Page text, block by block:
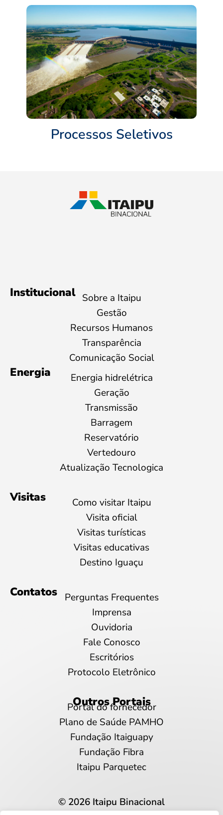
Processos Seletivos
Institucional Sobre a Itaipu
Gestão
Recursos Humanos
Transparência
Comunicação Social
Energia
Energia hidrelétrica
Geração
Transmissão
Barragem
Reservatório
Vertedouro
Atualização Tecnologica
Visitas
Como visitar Itaipu
Visita oficial
Visitas turísticas
Visitas educativas
Destino Iguaçu
Contatos
Perguntas Frequentes
Imprensa
Ouvidoria
Fale Conosco
Escritórios
Protocolo Eletrônico
Outros Portais
Portal do fornecedor
Plano de Saúde PAMHO
Fundação Itaiguapy
Fundação Fibra
Itaipu Parquetec
© 2026 Itaipu Binacional